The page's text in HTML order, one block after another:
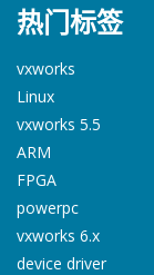
热门标签
vxworks
Linux
vxworks 5.5
ARM
FPGA
powerpc
vxworks 6.x
device driver